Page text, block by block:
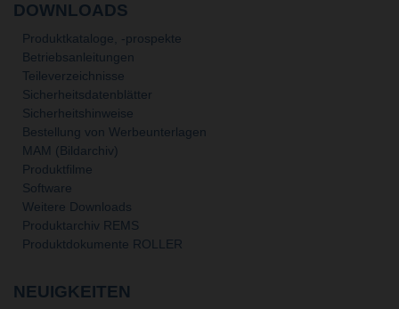
DOWNLOADS
Produktkataloge, -prospekte
Betriebsanleitungen
Teileverzeichnisse
Sicherheitsdatenblätter
Sicherheitshinweise
Bestellung von Werbeunterlagen
MAM (Bildarchiv)
Produktfilme
Software
Weitere Downloads
Produktarchiv REMS
Produktdokumente ROLLER
NEUIGKEITEN